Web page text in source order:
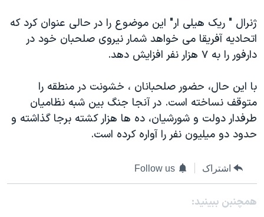
علم و فناوری
اسرائیل در جنگ
آرشیو پخش زنده
رمز مهسا
ورزش زنان در ایران
مجموعه مستندهای دادخواهی
تریبونال مردمی آبان ۹۸
دادگاه حمید نوری
قانون شفافیت دارائی کادر رهبری ایران
اعتراضات مردمی آبان ۹۸
زبانهای مختلف
ژنرال " ريک هيلی ار" اين موضوع را در حالی عنوان کرد که
اتحاديه آفريقا می خواهد شمار نيروی صلحبان خود در
دارفور را به ۷ هزار نفر افزايش دهد.
با اين حال، حضور صلحبانان ، خشونت در منطقه را
متوقف نساخته است. در آنجا جنگ بين شبه نظاميان
طرفدار دولت و شورشيان، ده ها هزار کشته برجا گذاشته و
حدود دو ميليون نفر را آواره کرده است.
اشتراک Follow us
همچنبن ببینید: